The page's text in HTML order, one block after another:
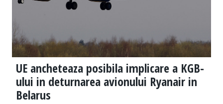
UE ancheteaza posibila implicare a KGB-
ului in deturnarea avionului Ryanair in
Belarus